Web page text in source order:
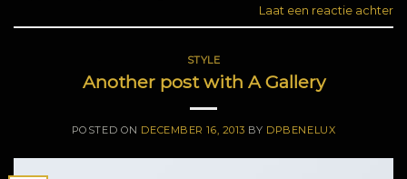
Laat een reactie achter
STYLE
Another post with A Gallery
POSTED ON DECEMBER 16, 2013 BY DPBENELUX